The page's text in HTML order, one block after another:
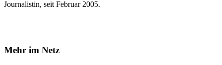
Journalistin, seit Februar 2005.
Mehr im Netz